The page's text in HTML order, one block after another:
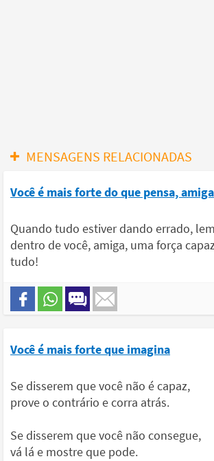
MENSAGENS RELACIONADAS
Você é mais forte do que pensa, amiga
Quando tudo estiver dando errado,
dentro de você, amiga, uma força
tudo!
Você é mais forte que imagina
Se disserem que você não é capaz,
prove o contrário e corra atrás.
Se disserem que você não consegue,
vá lá e mostre que pode.